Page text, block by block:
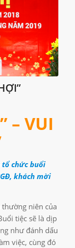
– VUI
tổ chức buổi
khách mời
niên của
tiệc sẽ là dịp
như đánh dấu
việc, cùng đó